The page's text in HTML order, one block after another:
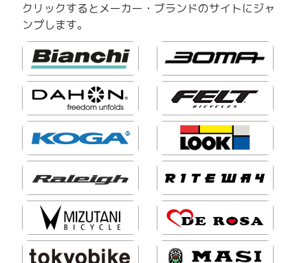
クリックするとメーカー・ブランドのサイトにジャ
ンプします。